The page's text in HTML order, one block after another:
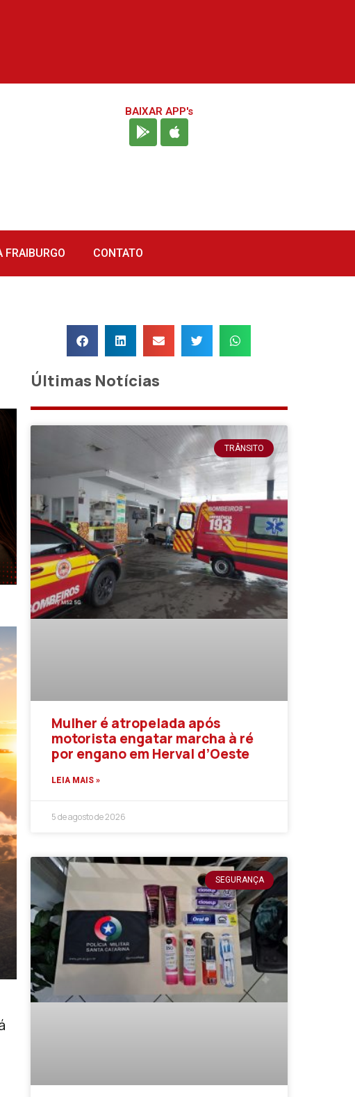
BAIXAR APP's
FRAIBURGO CONTATO
Últimas Notícias
TRÂNSITO
Mulher é atropelada após
motorista engatar marcha à ré
por engano em Herval d’Oeste
LEIA MAIS »
5 de agosto de 2026
SEGURANÇA